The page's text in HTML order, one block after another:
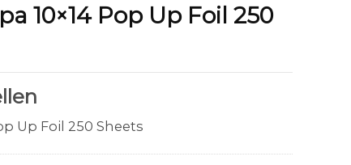
10×14 Pop Up Foil 250
Up Foil 250 Sheets